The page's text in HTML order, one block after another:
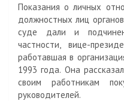
Показания о личных
должностных лиц
суде дали и
частности, вице-
работавшая в
1993 года. Она
своим работникам
руководителей.